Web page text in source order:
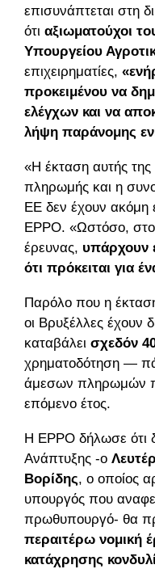
επισυνάπτεται στη
ότι αξιωματούχοι
Υπουργείου
επιχειρηματίες,
προκειμένου να
ελέγχων και να
λήψη παράνομης
«Η έκταση αυτής
πληρωμής και η
ΕΕ δεν έχουν ακόμη
EPPO. «Ωστόσο,
έρευνας, υπάρχουν
ότι πρόκειται για
Παρόλο που η έκταση
οι Βρυξέλλες έχουν
καταβάλει σχεδόν
χρηματοδότηση —
άμεσων πληρωμών
επόμενο έτος.
Η EPPO δήλωσε ότι
Ανάπτυξης -ο
Βορίδης, ο οποίος
υπουργός που
πρωθυπουργό- θα
περαιτέρω νομική
κατάχρησης